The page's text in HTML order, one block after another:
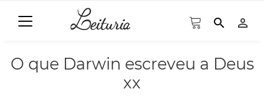
search person_outline
O que Darwin escreveu a Deus
xx